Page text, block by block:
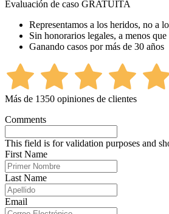
Evaluación de caso GRATUITA
Representamos a los heridos, no a
Sin honorarios legales, a menos que
Ganando casos por más de 30 años
Más de 1350 opiniones de clientes
Comments
This field is for validation purposes and
First Name
Last Name
Email